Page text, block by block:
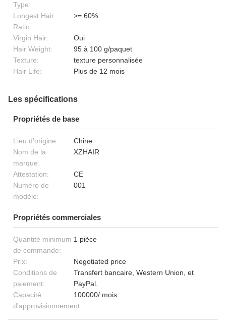
Type:
Longest Hair
Ratio:
>= 60%
Virgin Hair:
Oui
Hair Weight:
95 à 100 g/paquet
Texture:
texture personnalisée
Hair Life:
Plus de 12 mois
Les spécifications
Propriétés de base
Lieu d'origine:
Chine
Nom de la
marque:
XZHAIR
Attestation:
CE
Numéro de
modèle:
001
Propriétés commerciales
Quantité minimum
de commande:
1 pièce
Prix:
Negotiated price
Conditions de
paiement:
Transfert bancaire, Western Union, et
PayPal.
Capacité
d'approvisionnement:
100000/ mois